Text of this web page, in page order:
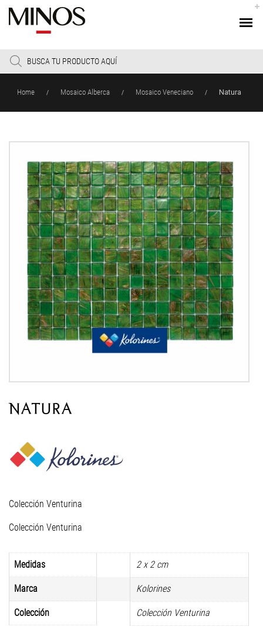
Products
search
Home / Mosaico Alberca / Mosaico Veneciano / Natura
NATURA
Colección Venturina
Colección Venturina
Medidas 2 x 2 cm
Marca Kolorines
Colección Colección Venturina